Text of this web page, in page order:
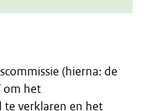
(hierna: de
om het
te verklaren en het